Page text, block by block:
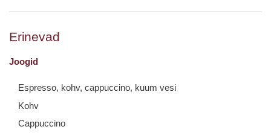
Erinevad
Joogid
Espresso, kohv, cappuccino, kuum vesi
Kohv
Cappuccino